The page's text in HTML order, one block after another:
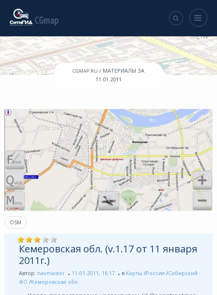
CGmap
CGMAP.RU / МАТЕРИАЛЫ ЗА
11.01.2011
OSM
Кемеровская обл. (v.1.17 от 11 января
2011г.)
Автор: navmaster 11-01-2011, 16:17 в Карты /Россия /Сибирский
ФО /Кемеровская обл.